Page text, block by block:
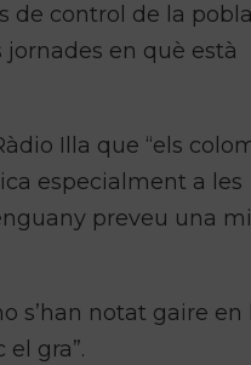
de control de la
en què està
Illa que “els
especialment a les
preveu una
s’han notat gaire en
gra”.